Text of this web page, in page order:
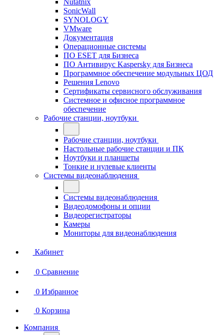
Nutatnix
SonicWall
SYNOLOGY
VMware
Документация
Операционные системы
ПО ESET для Бизнеса
ПО Антивирус Kaspersky для Бизнеса
Программное обеспечение модульных ЦОД
Решения Lenovo
Сертификаты сервисного обслуживания
Системное и офисное программное
обеспечение
Рабочие станции, ноутбуки
Рабочие станции, ноутбуки
Настольные рабочие станции и ПК
Ноутбуки и планшеты
Тонкие и нулевые клиенты
Системы видеонаблюдения
Системы видеонаблюдения
Видеодомофоны и опции
Видеорегистраторы
Камеры
Мониторы для видеонаблюдения
Кабинет
0 Сравнение
0 Избранное
0 Корзина
Компания